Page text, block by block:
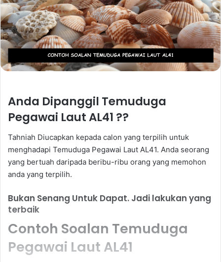
Anda Dipanggil Temuduga
Pegawai Laut AL41 ??
Tahniah Diucapkan kepada calon yang terpilih untuk
menghadapi Temuduga Pegawai Laut AL41. Anda seorang
yang bertuah daripada beribu-ribu orang yang memohon
anda yang terpilih.
Bukan Senang Untuk Dapat. Jadi lakukan yang
terbaik
Contoh Soalan Temuduga
Pegawai Laut AL41